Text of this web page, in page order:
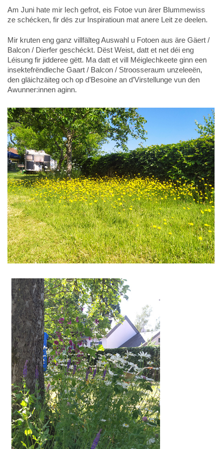
Am Juni hate mir Iech gefrot, eis Fotoe vun ärer Blummewiss
ze schécken, fir dës zur Inspiratioun mat anere Leit ze deelen.
Mir kruten eng ganz villfälteg Auswahl u Fotoen aus äre Gäert /
Balcon / Dierfer geschéckt. Dëst Weist, datt et net déi eng
Léisung fir jidderee gëtt. Ma datt et vill Méiglechkeete ginn een
insektefrëndleche Gaart / Balcon / Stroosseraum unzeleeën,
den gläichzäiteg och op d’Besoine an d’Virstellunge vun den
Awunner:innen aginn.